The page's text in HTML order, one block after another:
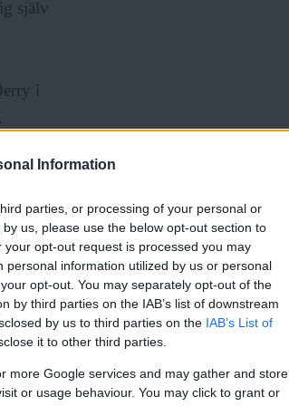
Information
parties, or processing of your personal or
us, please use the below opt-out section to
opt-out request is processed you may
information utilized by us or personal
opt-out. You may separately opt-out of the
by third parties on the IAB’s list of downstream
by us to third parties on the IAB’s List of
it to other third parties.
more Google services and may gather and store
or usage behaviour. You may click to grant or
själv
i
av